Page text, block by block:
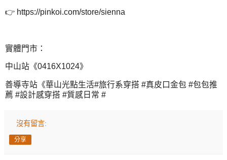
👉 https://pinkoi.com/store/sienna
實體門市：
中山站《0416X1024》
善導寺站《華山光點生活#旅行系穿搭 #真皮口金包 #包包推
薦 #設計感穿搭 #質感日常 #
沒有留言:
分享